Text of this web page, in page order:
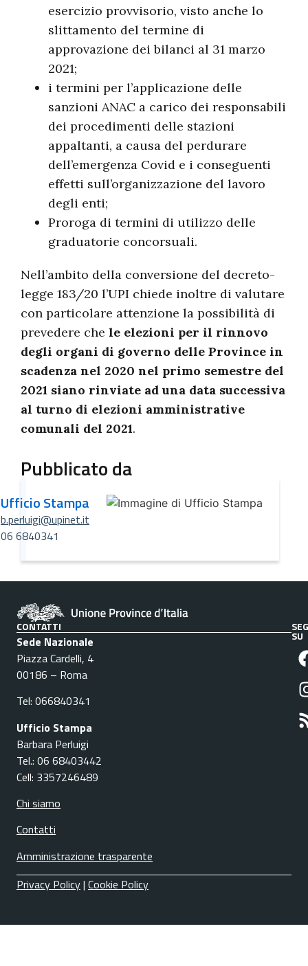
esercizio provvisorio, visto anche lo
slittamento del termine di
approvazione dei bilanci al 31 marzo
2021;
i termini per l’applicazione delle
sanzioni ANAC a carico dei responsabili
dei procedimenti delle stazioni
appaltanti, a causa del perdurare
dell’emergenza Covid e i conseguenti
effetti sull’organizzazione del lavoro
degli enti;
Proroga di termini di utilizzo delle
graduatorie concorsuali.
Nell’ambito della conversione del decreto-
legge 183/20 l’UPI chiede inoltre di valutare
con particolare attenzione la possibilità di
prevedere che le elezioni per il rinnovo
degli organi di governo delle Province in
scadenza nel 2020 nel primo semestre del
2021 siano rinviate ad una data successiva
al turno di elezioni amministrative
comunali del 2021.
Pubblicato da
Ufficio Stampa
b.perluigi@upinet.it
06 6840341
CONTATTI
Sede Nazionale
Piazza Cardelli, 4
00186 – Roma
Tel: 066840341
Ufficio Stampa
Barbara Perluigi
Tel.: 06 68403442
Cell: 3357246489
Chi siamo
Contatti
Amministrazione trasparente
SU
Privacy Policy| Cookie Policy